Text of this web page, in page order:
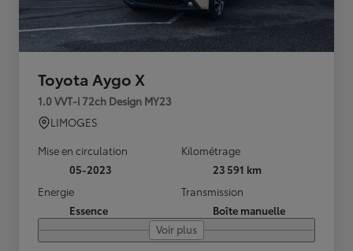
Toyota Aygo X
1.0 VVT-i 72ch Design MY23
LIMOGES
Mise en circulation
05-2023
Kilométrage
23 591 km
Energie
Essence
Transmission
Boîte manuelle
Voir plus